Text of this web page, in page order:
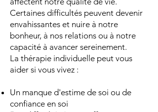
Certaines difficultés peuvent devenir
envahissantes et nuire à notre
bonheur, à nos relations ou à notre
capacité à avancer sereinement.
La thérapie individuelle peut vous
aider si vous vivez :
Un manque d'estime de soi ou de
confiance en soi